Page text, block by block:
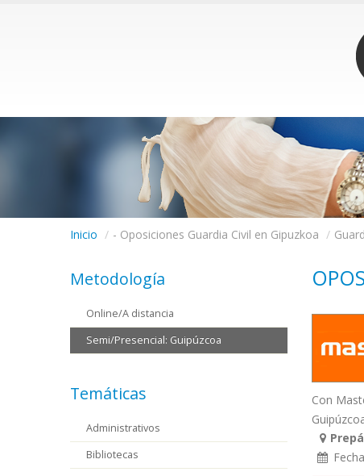
Inicio / - Oposiciones Guardia Civil en Gipuzkoa /
Con
Metodología
Online/A distancia
Semi/Presencial: Guipúzcoa
Temáticas
Administrativos
Bibliotecas